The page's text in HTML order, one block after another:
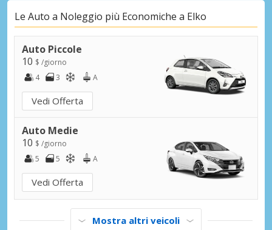
Le Auto a Noleggio più Economiche a Elko
Auto Piccole
10 $ /giorno
4
3 A
Vedi Offerta
Auto Medie
10 $ /giorno
5
5 A
Vedi Offerta
Mostra altri veicoli